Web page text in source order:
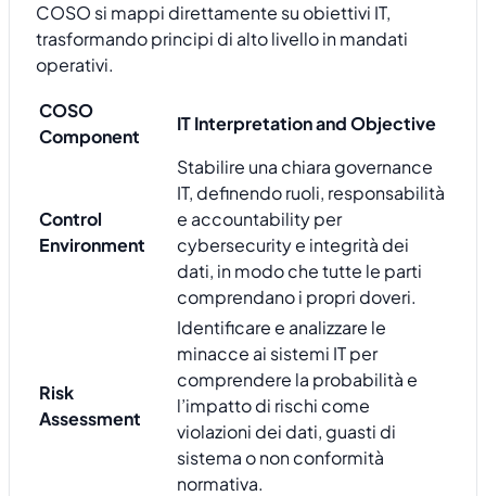
COSO si mappi direttamente su obiettivi IT,
trasformando principi di alto livello in mandati
operativi.
COSO
Component
IT Interpretation and Objective
Control
Environment
Stabilire una chiara governance
IT, definendo ruoli, responsabilità
e accountability per
cybersecurity e integrità dei
dati, in modo che tutte le parti
comprendano i propri doveri.
Risk
Assessment
Identificare e analizzare le
minacce ai sistemi IT per
comprendere la probabilità e
l’impatto di rischi come
violazioni dei dati, guasti di
sistema o non conformità
normativa.